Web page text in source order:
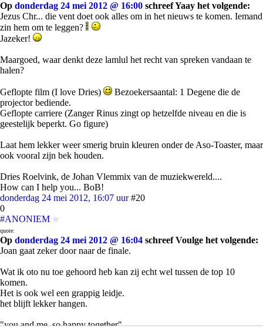
Op donderdag 24 mei 2012 @ 16:00 schreef Yaay het volgende:
Jezus Chr... die vent doet ook alles om in het nieuws te komen. Iemand
zin hem om te leggen?
Jazeker!
Maargoed, waar denkt deze lamlul het recht van spreken vandaan te
halen?
Geflopte film (I love Dries)
Bezoekersaantal: 1 Degene die de
projector bediende.
Geflopte carriere (Zanger Rinus zingt op hetzelfde niveau en die is
geestelijk beperkt. Go figure)
Laat hem lekker weer smerig bruin kleuren onder de Aso-Toaster, maar
ook vooral zijn bek houden.
Dries Roelvink, de Johan Vlemmix van de muziekwereld....
How can I help you... BoB!
donderdag 24 mei 2012, 16:07 uur #20
0
#ANONIEM
quote:
Op donderdag 24 mei 2012 @ 16:04 schreef Voulge het volgende:
Joan gaat zeker door naar de finale.
Wat ik oto nu toe gehoord heb kan zij echt wel tussen de top 10
komen.
Het is ook wel een grappig leidje.
het blijft lekker hangen.
"you and me, so happy together"